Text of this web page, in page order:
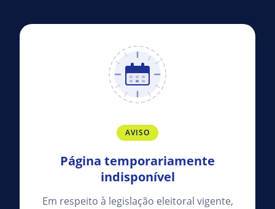
AVISO
Página temporariamente
indisponível
Em respeito à legislação eleitoral vigente,